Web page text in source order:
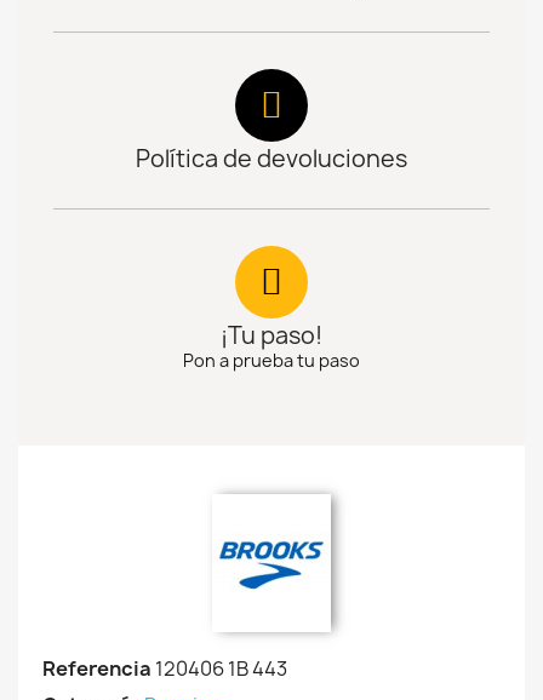
Política de devoluciones
¡Tu paso!
Pon a prueba tu paso
Referencia 120406 1B 443